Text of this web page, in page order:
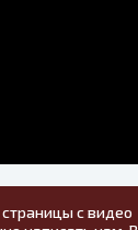
с видео